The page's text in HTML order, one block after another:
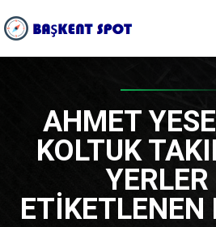
AHMET
KOLTUK
ETIKETLENEN